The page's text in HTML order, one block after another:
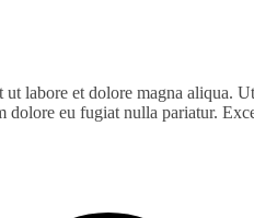
labore et dolore magna
eu fugiat nulla pariatur.